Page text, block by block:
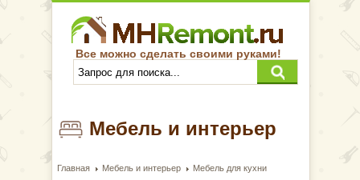
Мебель и интерьер
Главная Мебель и интерьер Мебель для кухни
Все можно сделать своими руками!